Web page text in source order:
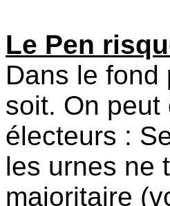
Le Pen
Dans le fond
soit. On
électeurs :
les urnes ne
majoritaire